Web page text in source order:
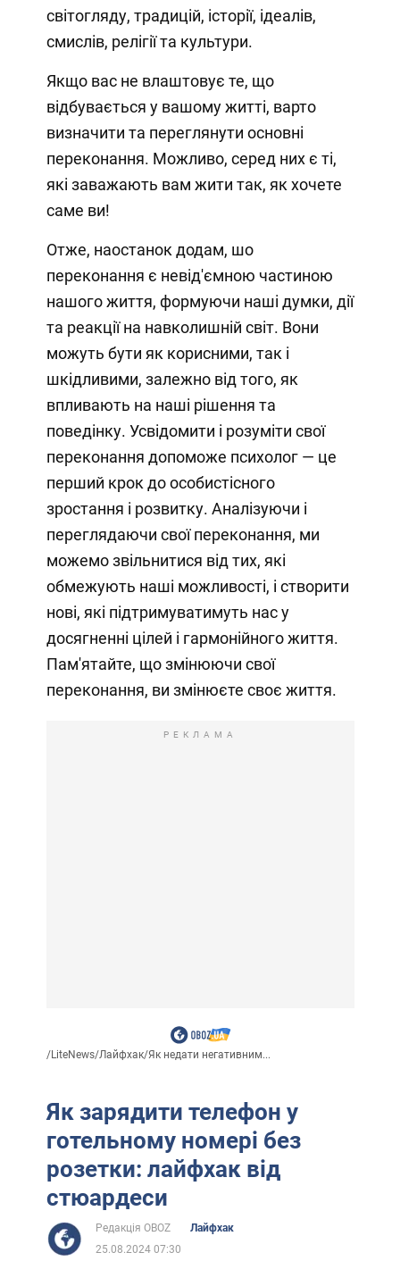
світогляду, традицій, історії, ідеалів,
смислів, релігії та культури.
Якщо вас не влаштовує те, що
відбувається у вашому житті, варто
визначити та переглянути основні
переконання. Можливо, серед них є ті,
які заважають вам жити так, як хочете
саме ви!
Отже, наостанок додам, шо
переконання є невід'ємною частиною
нашого життя, формуючи наші думки, дії
та реакції на навколишній світ. Вони
можуть бути як корисними, так і
шкідливими, залежно від того, як
впливають на наші рішення та
поведінку. Усвідомити і розуміти свої
переконання допоможе психолог — це
перший крок до особистісного
зростання і розвитку. Аналізуючи і
переглядаючи свої переконання, ми
можемо звільнитися від тих, які
обмежують наші можливості, і створити
нові, які підтримуватимуть нас у
досягненні цілей і гармонійного життя.
Пам'ятайте, що змінюючи свої
переконання, ви змінюєте своє життя.
РЕКЛАМА
/LiteNews/Лайфхак/Як недати негативним...
Як зарядити телефон у
готельному номері без
розетки: лайфхак від
стюардеси
Редакція OBOZ
Лайфхак
25.08.2024 07:30